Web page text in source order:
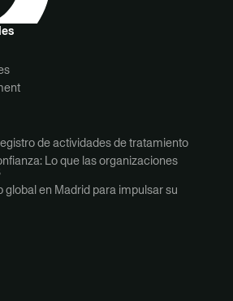
de actividades de tratamiento
Lo que las organizaciones
global en Madrid para impulsar su